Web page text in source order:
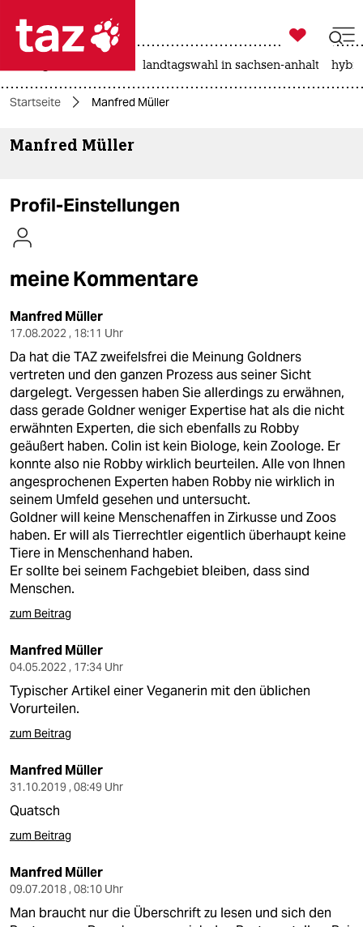
 taz zahl ich
taz zahl ich
themen
kultur
sport
berlin
nord
wahrheit
verlag
verlag
veranstaltungen
shop
abo
genossenschaft
epaper login

taz zahl ich
landtagswahl in sachsen-anhalt
Startseite Manfred Müller
Manfred Müller
Profil-Einstellungen
meine Kommentare
Manfred Müller
17.08.2022 , 18:11 Uhr
Da hat die TAZ zweifelsfrei die Meinung Goldners
vertreten und den ganzen Prozess aus seiner Sicht
dargelegt. Vergessen haben Sie allerdings zu erwähnen,
dass gerade Goldner weniger Expertise hat als die nicht
erwähnten Experten, die sich ebenfalls zu Robby
geäußert haben. Colin ist kein Biologe, kein Zoologe. Er
konnte also nie Robby wirklich beurteilen. Alle von Ihnen
angesprochenen Experten haben Robby nie wirklich in
seinem Umfeld gesehen und untersucht.
Goldner will keine Menschenaffen in Zirkusse und Zoos
haben. Er will als Tierrechtler eigentlich überhaupt keine
Tiere in Menschenhand haben.
Er sollte bei seinem Fachgebiet bleiben, dass sind
Menschen.
zum Beitrag
Manfred Müller
04.05.2022 , 17:34 Uhr
Typischer Artikel einer Veganerin mit den üblichen
Vorurteilen.
zum Beitrag
Manfred Müller
31.10.2019 , 08:49 Uhr
Quatsch
zum Beitrag
Manfred Müller
09.07.2018 , 08:10 Uhr
Man braucht nur die Überschrift zu lesen und sich den